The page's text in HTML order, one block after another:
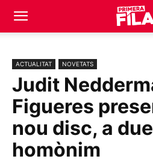
ACTUALITAT NOVETATS
Judit
Figueres
nou disc, a
homònim